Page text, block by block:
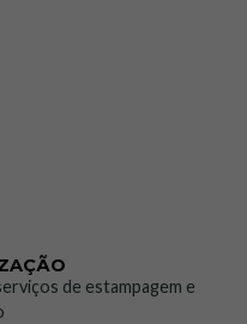
de estampagem e